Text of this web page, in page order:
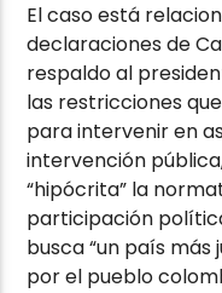
El caso está
declaraciones de
respaldo al
las restricciones
para intervenir en
intervención
“hipócrita” la
participación
busca “un país más
por el pueblo